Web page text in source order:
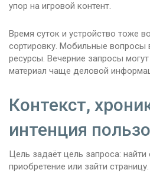
упор на игровой контент.
Время суток и устройство тоже
сортировку. Мобильные вопросы
ресурсы. Вечерние запросы
материал чаще деловой
Контекст,
интенция
Цель задаёт цель запроса:
приобретение или зайти